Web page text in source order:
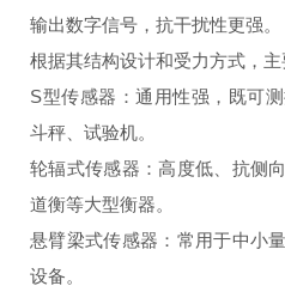
输出数字信号，抗干扰性更强。
根据其结构设计和受力方式，主
S型传感器：通用性强，既可
斗秤、试验机。
轮辐式传感器：高度低、抗侧
道衡等大型衡器。
悬臂梁式传感器：常用于中小
设备。